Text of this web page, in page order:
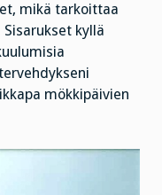
mikä tarkoittaa
kyllä
mökkipäivien